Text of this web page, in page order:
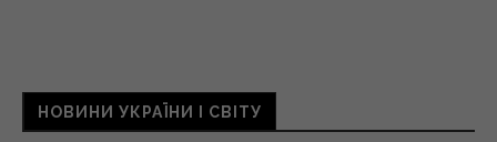
НОВИНИ УКРАЇНИ І СВІТУ